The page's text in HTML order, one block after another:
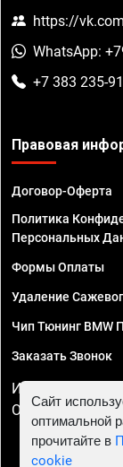
https://
WhatsApp:
+7 383 235-
Правовая
Договор-Оферта
Политика
Персональных
Формы Оплаты
Удаление
Чип Тюнинг BMW
Заказать Звонок
ИП Смирнов
ОГРНИП
Сайт
оптимальной
прочитайте в
cookie